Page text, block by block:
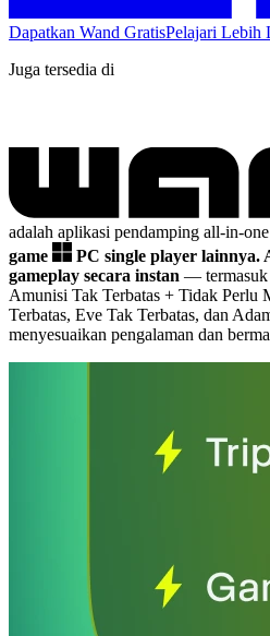
Dapatkan Wand GratisPelajari Lebih
Juga tersedia di
adalah aplikasi pendamping all-in-
game
PC single player lainnya.
gameplay secara instan — termasuk
Amunisi Tak Terbatas + Tidak Perlu
Terbatas, Eve Tak Terbatas, dan
menyesuaikan pengalaman dan